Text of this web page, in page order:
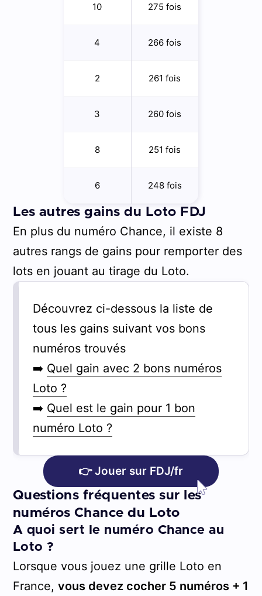
10 275 fois
4 266 fois
2 261 fois
3 260 fois
8 251 fois
6 248 fois
Les autres gains du Loto FDJ
En plus du numéro Chance, il existe 8
autres rangs de gains pour remporter des
lots en jouant au tirage du Loto.
Découvrez ci-dessous la liste de
tous les gains suivant vos bons
numéros trouvés
➡️ Quel gain avec 2 bons numéros
Loto ?
➡️ Quel est le gain pour 1 bon
numéro Loto ?
👉 Jouer sur FDJ/fr
Questions fréquentes sur les
numéros Chance du Loto
A quoi sert le numéro Chance au
Loto ?
Lorsque vous jouez une grille Loto en
France, vous devez cocher 5 numéros + 1